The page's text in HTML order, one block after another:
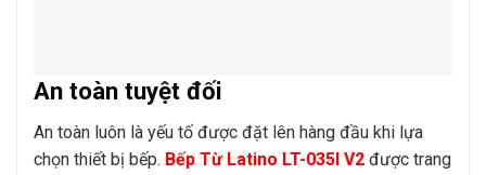
An toàn tuyệt đối
An toàn luôn là yếu tố được đặt lên hàng đầu khi lựa
chọn thiết bị bếp. Bếp Từ Latino LT-035I V2 được trang